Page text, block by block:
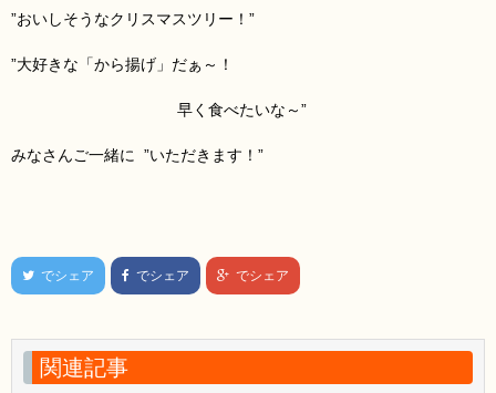
”おいしそうなクリスマスツリー ！”
”大好きな「から揚げ」だぁ～！
早く食べたいな～”
みなさんご一緒に ”いただきます！”
でシェア でシェア でシェア
関連記事